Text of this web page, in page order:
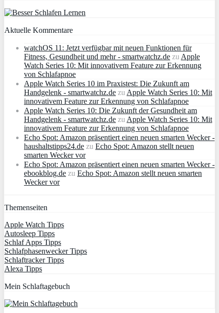
Aktuelle Kommentare
watchOS 11: Jetzt verfügbar mit neuen Funktionen für
Fitness, Gesundheit und mehr - smartwatchz.de zu Apple
Watch Series 10: Mit innovativem Feature zur Erkennung
von Schlafapnoe
Apple Watch Series 10 im Praxistest: Die Zukunft am
Handgelenk - smartwatchz.de zu Apple Watch Series 10: Mit
innovativem Feature zur Erkennung von Schlafapnoe
Apple Watch Series 10: Die Zukunft der Gesundheit am
Handgelenk - smartwatchz.de zu Apple Watch Series 10: Mit
innovativem Feature zur Erkennung von Schlafapnoe
Echo Spot: Amazon präsentiert einen neuen smarten Wecker -
haushaltstipps24.de zu Echo Spot: Amazon stellt neuen
smarten Wecker vor
Echo Spot: Amazon präsentiert einen neuen smarten Wecker -
ebookblog.de zu Echo Spot: Amazon stellt neuen smarten
Wecker vor
Themenseiten
Apple Watch Tipps
Autosleep Tipps
Schlaf Apps Tipps
Schlafphasenwecker Tipps
Schlaftracker Tipps
Alexa Tipps
Mein Schlaftagebuch